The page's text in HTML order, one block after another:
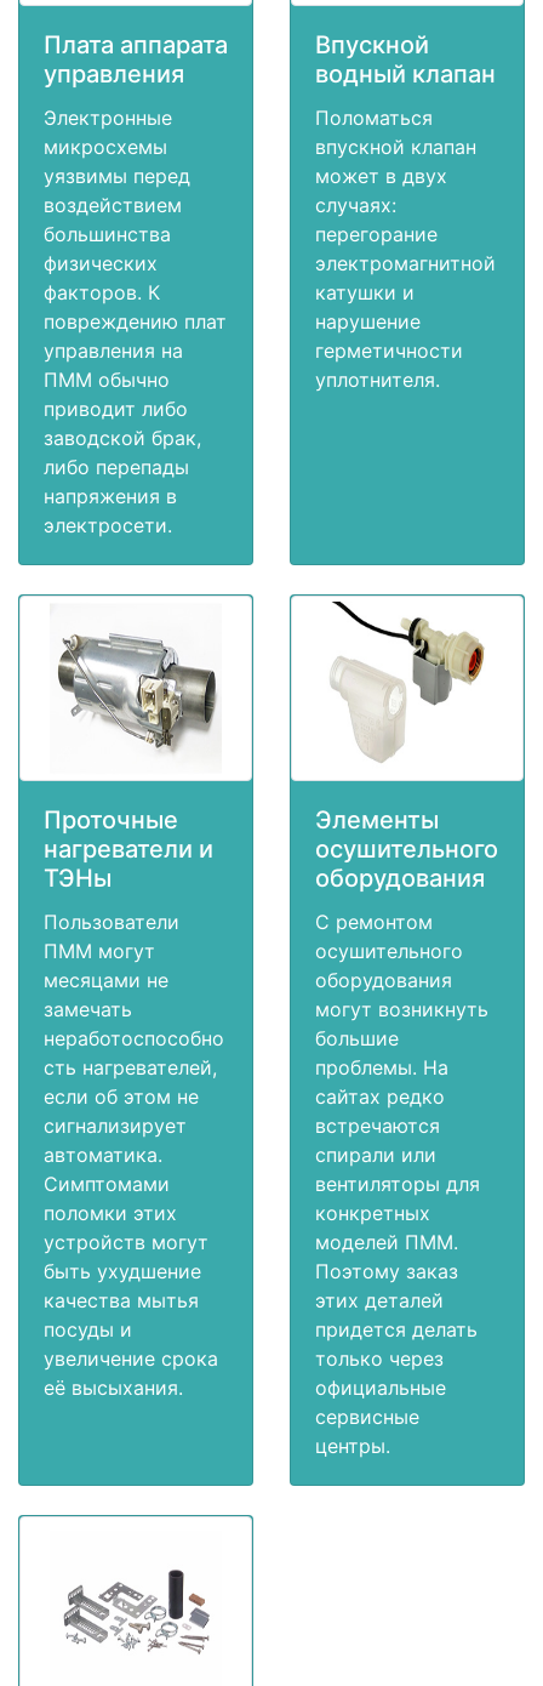
Плата аппарата
управления
Электронные
микросхемы
уязвимы перед
воздействием
большинства
физических
факторов. К
повреждению плат
управления на
ПММ обычно
приводит либо
заводской брак,
либо перепады
напряжения в
электросети.
Впускной
водный клапан
Поломаться
впускной клапан
может в двух
случаях:
перегорание
электромагнитной
катушки и
нарушение
герметичности
уплотнителя.
Проточные
нагреватели и
ТЭНы
Пользователи
ПММ могут
месяцами не
замечать
неработоспособно
сть нагревателей,
если об этом не
сигнализирует
автоматика.
Симптомами
поломки этих
устройств могут
быть ухудшение
качества мытья
посуды и
увеличение срока
её высыхания.
Элементы
осушительного
оборудования
С ремонтом
осушительного
оборудования
могут возникнуть
большие
проблемы. На
сайтах редко
встречаются
спирали или
вентиляторы для
конкретных
моделей ПММ.
Поэтому заказ
этих деталей
придется делать
только через
официальные
сервисные
центры.